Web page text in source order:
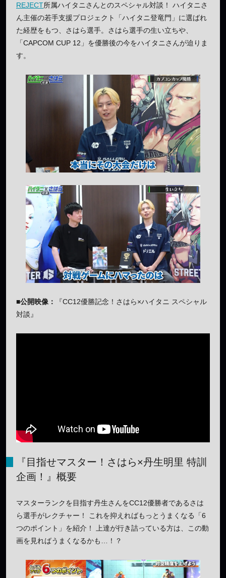
REJECT所属ハイタニさんとのスペシャル対談！ ハイタニさ
ん主催の若手支援プロジェクト「ハイタニ登竜門」に選ばれ
た経歴をもつ、さはら選手。さはら選手の生い立ちや、
「CAPCOM CUP 12」を優勝後の今をハイタニさんが迫りま
す。
■公開映像：
『CC12優勝記念！さはら×ハイタニ スペシャル
対談』
『目指せマスター！さはら×丹生明里 特訓
企画！』概要
マスターランクを目指す丹生さんをCC12優勝者であるさは
ら選手がレクチャー！ これを抑えればもっとうまくなる「6
つのポイント」を紹介！ 上達が行き詰っている方は、この動
画を見ればうまくなるかも…！？